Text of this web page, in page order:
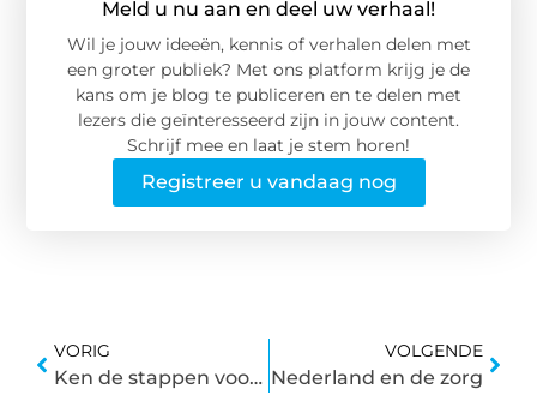
Meld u nu aan en deel uw verhaal!
Wil je jouw ideeën, kennis of verhalen delen met
een groter publiek? Met ons platform krijg je de
kans om je blog te publiceren en te delen met
lezers die geïnteresseerd zijn in jouw content.
Schrijf mee en laat je stem horen!
Registreer u vandaag nog
VORIG
Ken de stappen voor lokale waterzuivering
VOLGENDE
Nederland en de zorg